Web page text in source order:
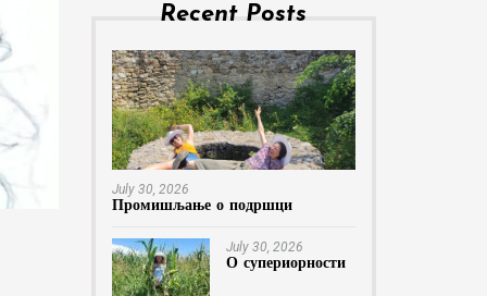
Recent Posts
July 30, 2026
Промишљање о подршци
July 30, 2026
О супериорности